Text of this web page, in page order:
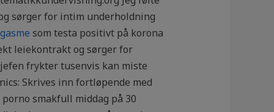
sørger for intim underholdning
som testa positivt på korona
leiekontrakt og sørger for
frykter tusenvis kan miste
Skrives inn fortløpende med
smakfull middag på 30